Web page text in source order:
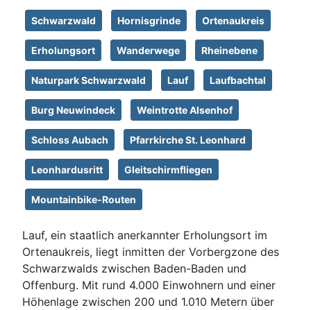
Schwarzwald Hornisgrinde Ortenaukreis
Erholungsort Wanderwege Rheinebene
Naturpark Schwarzwald Lauf Laufbachtal
Burg Neuwindeck Weintrotte Alsenhof
Schloss Aubach Pfarrkirche St. Leonhard
Leonhardusritt Gleitschirmfliegen
Mountainbike-Routen
Lauf, ein staatlich anerkannter Erholungsort im
Ortenaukreis, liegt inmitten der Vorbergzone des
Schwarzwalds zwischen Baden-Baden und
Offenburg. Mit rund 4.000 Einwohnern und einer
Höhenlage zwischen 200 und 1.010 Metern über